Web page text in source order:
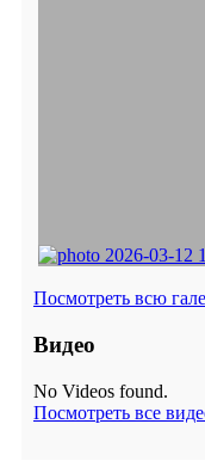
Посмотреть всю
Видео
No Videos found.
Посмотреть все